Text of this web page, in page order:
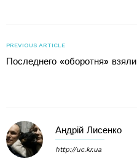
PREVIOUS ARTICLE
Последнего «оборотня» взяли
Андрій Лисенко
http://uc.kr.ua